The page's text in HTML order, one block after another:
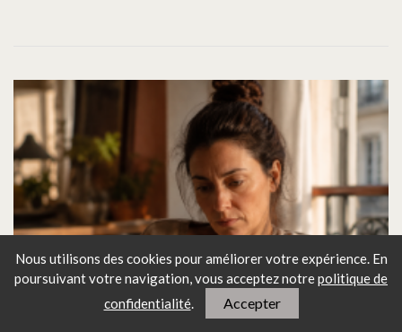
Nous utilisons des cookies pour améliorer votre expérience. En
poursuivant votre navigation, vous acceptez notrepolitique de
confidentialité. Accepter